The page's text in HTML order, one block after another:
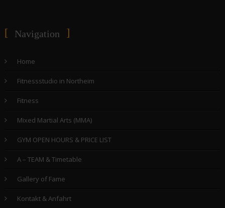
Navigation
Home
Fitnessstudio in Northeim
Fitness
Mixed Martial Arts (MMA)
GYM OPEN HOURS & PRICE LIST
A – TEAM & Timetable
Gallery of Fame
Kontakt & Anfahrt